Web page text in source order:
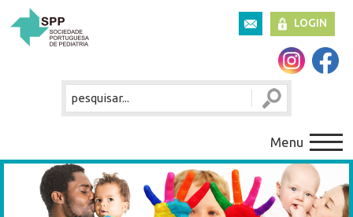
LOGIN
Menu